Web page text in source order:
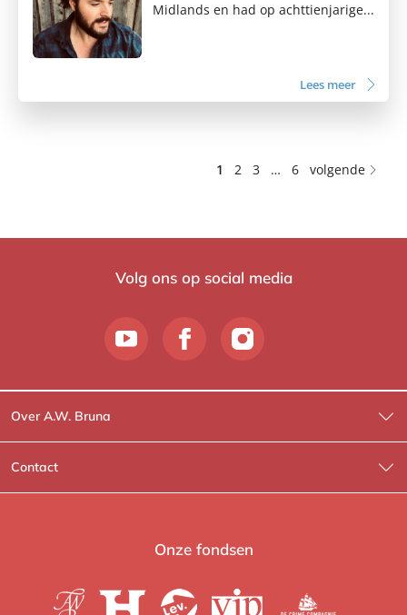
Midlands en had op achttienjarige...
Lees meer
1 2 3 … 6 volgende
Volg ons op social media
Over A.W. Bruna
Wat wij doen
Wie is Wie?
Contact
Contactinformatie
Onze fondsen